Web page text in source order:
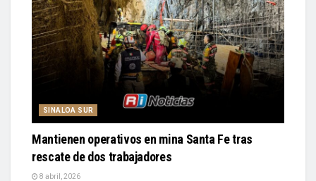
SINALOA SUR
Mantienen operativos en mina Santa Fe tras
rescate de dos trabajadores
8 abril, 2026